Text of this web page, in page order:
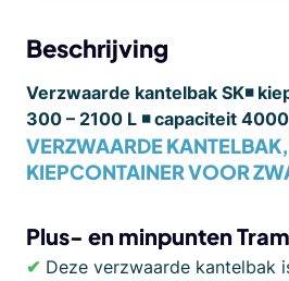
Beschrijving
Verzwaarde kantelbak SK◾
300 – 2100 L ◾ capaciteit
VERZWAARDE KANTELBAK,
KIEPCONTAINER VOOR
Plus- en minpunten
✔ Deze verzwaarde kantelbak